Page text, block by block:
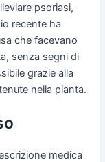
psoriasi,
recente ha
che facevano
senza segni di
grazie alla
nella pianta.
medica